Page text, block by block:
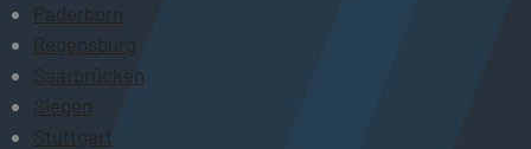
Paderborn
Regensburg
Saarbrücken
Siegen
Stuttgart